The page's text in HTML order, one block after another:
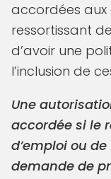
accordées aux
ressortissant
d’avoir une
l’inclusion de
Une
accordée si le
d’emploi ou
demande de